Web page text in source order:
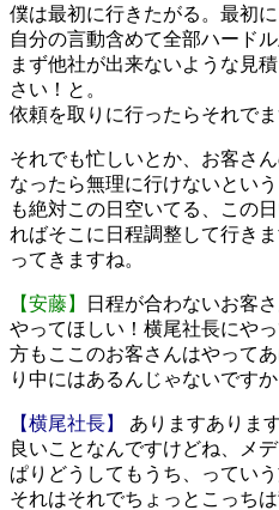
僕は最初に行きたがる。最初
自分の言動含めて全部ハードル
まず他社が出来ないような見
さい！と。
依頼を取りに行ったらそれで
それでも忙しいとか、お客さ
なったら無理に行けないとい
も絶対この日空いてる、この
ればそこに日程調整して行き
ってきますね。
【安藤】
日程が合わないお客
やってほしい！横尾社長にや
方もここのお客さんはやって
り中にはあるんじゃないですか
【横尾社長】
ありますあります
良いことなんですけどね、メ
ぱりどうしてもうち、ってい
それはそれでちょっとこっち